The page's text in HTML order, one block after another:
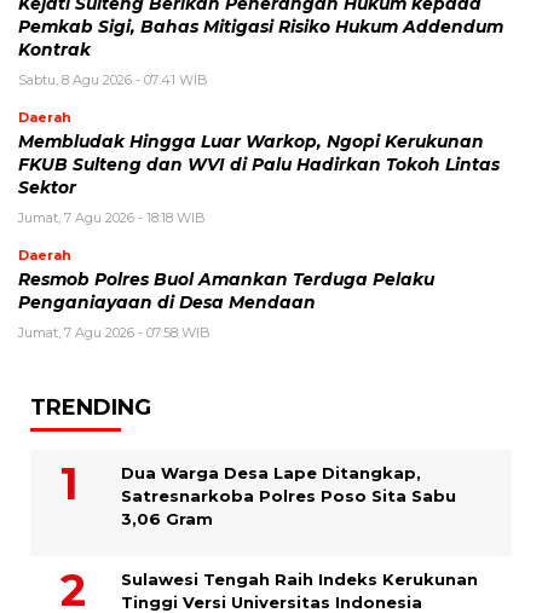
Kejati Sulteng Berikan Penerangan Hukum kepada
Pemkab Sigi, Bahas Mitigasi Risiko Hukum Addendum
Kontrak
Sabtu, 8 Agu 2026 - 07:41 WIB
Daerah
Membludak Hingga Luar Warkop, Ngopi Kerukunan
FKUB Sulteng dan WVI di Palu Hadirkan Tokoh Lintas
Sektor
Jumat, 7 Agu 2026 - 18:18 WIB
Daerah
Resmob Polres Buol Amankan Terduga Pelaku
Penganiayaan di Desa Mendaan
Jumat, 7 Agu 2026 - 07:58 WIB
TRENDING
Dua Warga Desa Lape Ditangkap,
Satresnarkoba Polres Poso Sita Sabu
3,06 Gram
Sulawesi Tengah Raih Indeks Kerukunan
Tinggi Versi Universitas Indonesia